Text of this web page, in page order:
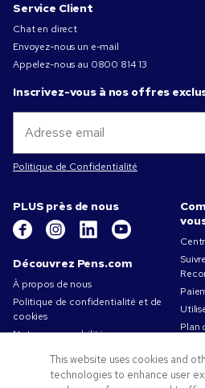
Service Client
Chat en direct
Envoyez-nous un e-mail
Appelez-nous au 0800 814 13
Inscrivez-vous à nos offres
Politique de Confidentialité
PLUS près de nous
Découvrez Pens.com
À propos de nous
Politique de confidentialité et de
cookies
Notre responsabilité
Conditions d'utilisation
Conditions générales de vente
Plan
This website uses cookies and
technologies to enhance user